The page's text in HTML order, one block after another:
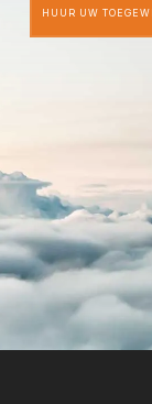
HUUR UW